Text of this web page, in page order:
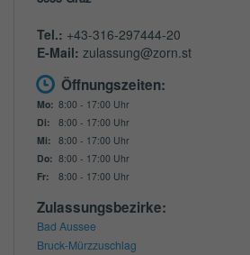
Tel.: +43-316-297444-20
E-Mail: zulassung@zorn.st
Öffnungszeiten:
Mo: 8:00 - 17:00 Uhr
Di:
8:00 - 17:00 Uhr
Mi: 8:00 - 17:00 Uhr
Do: 8:00 - 17:00 Uhr
Fr:
8:00 - 17:00 Uhr
Zulassungsbezirke:
Bad Aussee
Bruck-Mürzzuschlag